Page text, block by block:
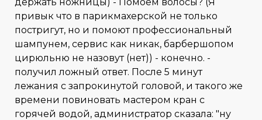
привык что в парикмахерской не только
постригут, но и помоют профессиональный
шампунем, сервис как никак, барбершопом
цирюльню не назовут (нет)) - конечно. -
получил ложный ответ. После 5 минут
лежания с запрокинутой головой, и такого же
времени повиновать мастером кран с
горячей водой, администратор сказала: "ну